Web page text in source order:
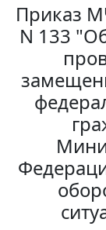
Приказ
N 133